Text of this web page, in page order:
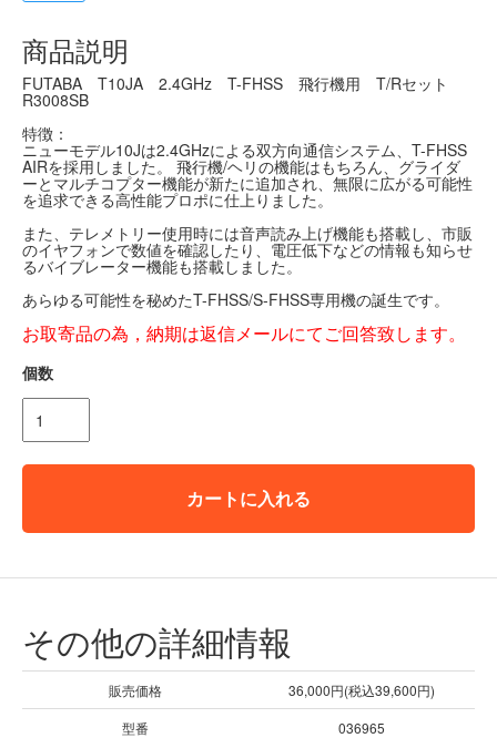
商品説明
FUTABA T10JA 2.4GHz T-FHSS 飛行機用 T/Rセット
R3008SB
特徴：
ニューモデル10Jは2.4GHzによる双方向通信システム、T-FHSS
AIRを採用しました。 飛行機/ヘリの機能はもちろん、グライダ
ーとマルチコプター機能が新たに追加され、無限に広がる可能性
を追求できる高性能プロポに仕上りました。
また、テレメトリー使用時には音声読み上げ機能も搭載し、市販
のイヤフォンで数値を確認したり、電圧低下などの情報も知らせ
るバイブレーター機能も搭載しました。
あらゆる可能性を秘めたT-FHSS/S-FHSS専用機の誕生です。
お取寄品の為，納期は返信メールにてご回答致します。
個数
カートに入れる
その他の詳細情報
販売価格
36,000円(税込39,600円)
型番
036965